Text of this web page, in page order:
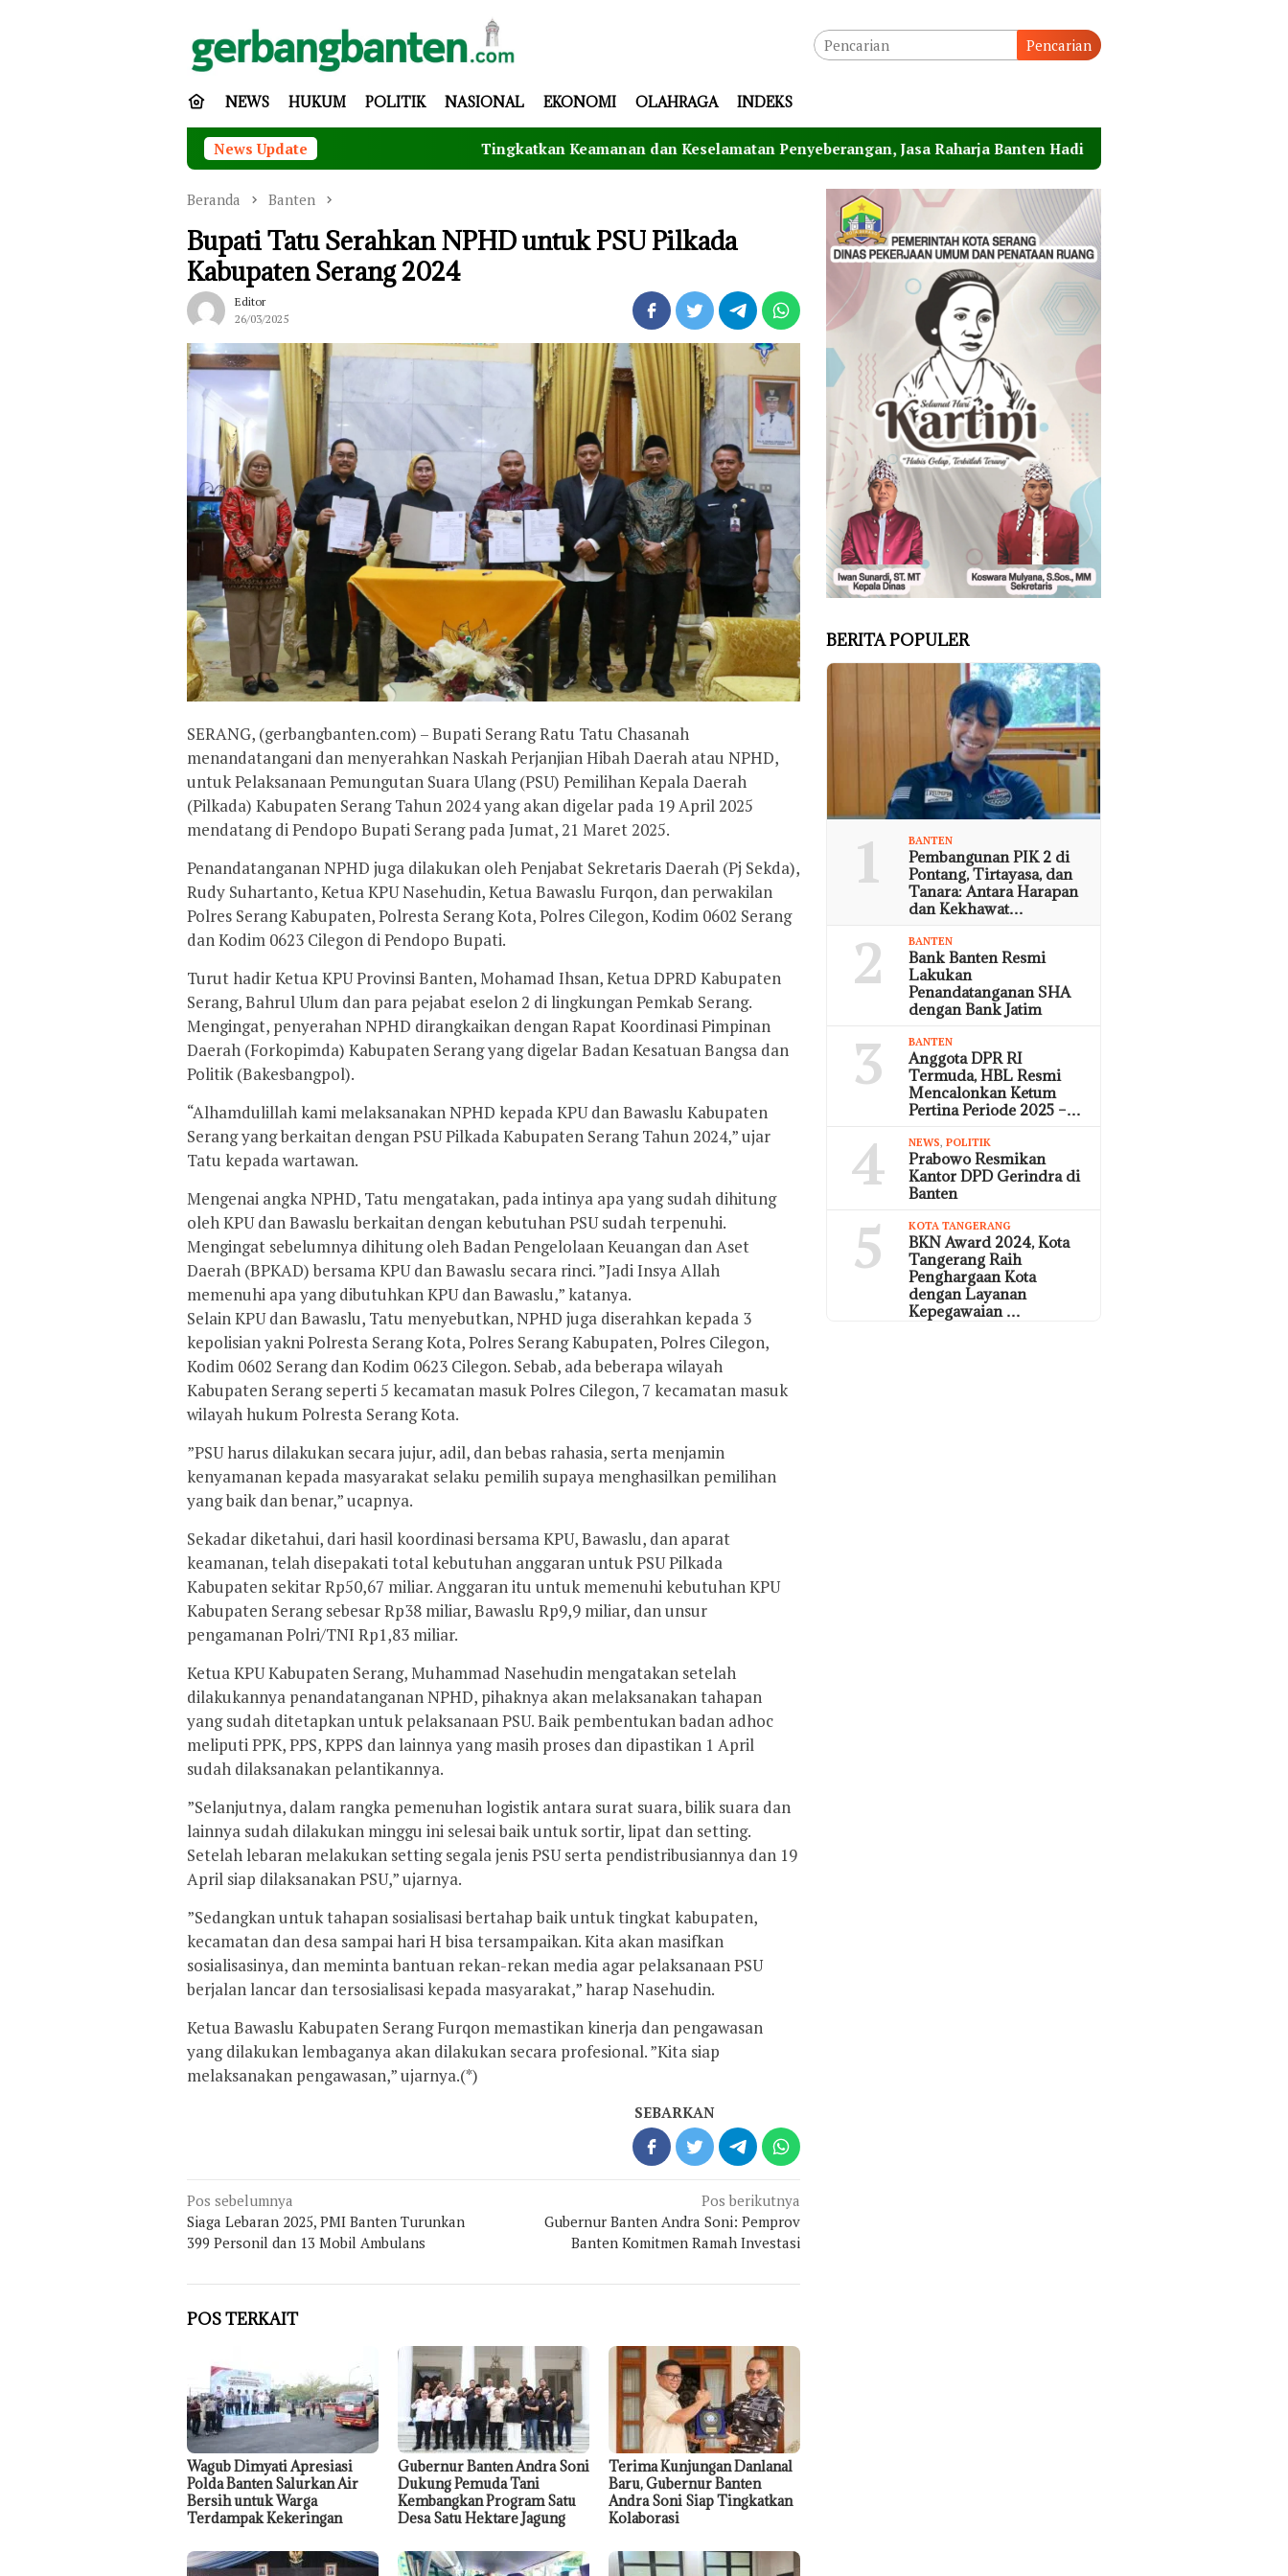
Pencarian
NEWS HUKUM POLITIK NASIONAL EKONOMI OLAHRAGA INDEKS
News Update Tingkatkan Keamanan dan Keselamatan Penyeberangan, Jasa Raharja Banten Hadiri Peresmian Sterilisasi Pelabuhan Merak
Beranda Banten
Bupati Tatu Serahkan NPHD untuk PSU Pilkada
Kabupaten Serang 2024
Editor
26/03/2025
SERANG, (gerbangbanten.com) – Bupati Serang Ratu Tatu Chasanah
menandatangani dan menyerahkan Naskah Perjanjian Hibah Daerah atau NPHD,
untuk Pelaksanaan Pemungutan Suara Ulang (PSU) Pemilihan Kepala Daerah
(Pilkada) Kabupaten Serang Tahun 2024 yang akan digelar pada 19 April 2025
mendatang di Pendopo Bupati Serang pada Jumat, 21 Maret 2025.
Penandatanganan NPHD juga dilakukan oleh Penjabat Sekretaris Daerah (Pj Sekda),
Rudy Suhartanto, Ketua KPU Nasehudin, Ketua Bawaslu Furqon, dan perwakilan
Polres Serang Kabupaten, Polresta Serang Kota, Polres Cilegon, Kodim 0602 Serang
dan Kodim 0623 Cilegon di Pendopo Bupati.
Turut hadir Ketua KPU Provinsi Banten, Mohamad Ihsan, Ketua DPRD Kabupaten
Serang, Bahrul Ulum dan para pejabat eselon 2 di lingkungan Pemkab Serang.
Mengingat, penyerahan NPHD dirangkaikan dengan Rapat Koordinasi Pimpinan
Daerah (Forkopimda) Kabupaten Serang yang digelar Badan Kesatuan Bangsa dan
Politik (Bakesbangpol).
“Alhamdulillah kami melaksanakan NPHD kepada KPU dan Bawaslu Kabupaten
Serang yang berkaitan dengan PSU Pilkada Kabupaten Serang Tahun 2024,” ujar
Tatu kepada wartawan.
Mengenai angka NPHD, Tatu mengatakan, pada intinya apa yang sudah dihitung
oleh KPU dan Bawaslu berkaitan dengan kebutuhan PSU sudah terpenuhi.
Mengingat sebelumnya dihitung oleh Badan Pengelolaan Keuangan dan Aset
Daerah (BPKAD) bersama KPU dan Bawaslu secara rinci. ”Jadi Insya Allah
memenuhi apa yang dibutuhkan KPU dan Bawaslu,” katanya.
Selain KPU dan Bawaslu, Tatu menyebutkan, NPHD juga diserahkan kepada 3
kepolisian yakni Polresta Serang Kota, Polres Serang Kabupaten, Polres Cilegon,
Kodim 0602 Serang dan Kodim 0623 Cilegon. Sebab, ada beberapa wilayah
Kabupaten Serang seperti 5 kecamatan masuk Polres Cilegon, 7 kecamatan masuk
wilayah hukum Polresta Serang Kota.
”PSU harus dilakukan secara jujur, adil, dan bebas rahasia, serta menjamin
kenyamanan kepada masyarakat selaku pemilih supaya menghasilkan pemilihan
yang baik dan benar,” ucapnya.
Sekadar diketahui, dari hasil koordinasi bersama KPU, Bawaslu, dan aparat
keamanan, telah disepakati total kebutuhan anggaran untuk PSU Pilkada
Kabupaten sekitar Rp50,67 miliar. Anggaran itu untuk memenuhi kebutuhan KPU
Kabupaten Serang sebesar Rp38 miliar, Bawaslu Rp9,9 miliar, dan unsur
pengamanan Polri/TNI Rp1,83 miliar.
Ketua KPU Kabupaten Serang, Muhammad Nasehudin mengatakan setelah
dilakukannya penandatanganan NPHD, pihaknya akan melaksanakan tahapan
yang sudah ditetapkan untuk pelaksanaan PSU. Baik pembentukan badan adhoc
meliputi PPK, PPS, KPPS dan lainnya yang masih proses dan dipastikan 1 April
sudah dilaksanakan pelantikannya.
”Selanjutnya, dalam rangka pemenuhan logistik antara surat suara, bilik suara dan
lainnya sudah dilakukan minggu ini selesai baik untuk sortir, lipat dan setting.
Setelah lebaran melakukan setting segala jenis PSU serta pendistribusiannya dan 19
April siap dilaksanakan PSU,” ujarnya.
”Sedangkan untuk tahapan sosialisasi bertahap baik untuk tingkat kabupaten,
kecamatan dan desa sampai hari H bisa tersampaikan. Kita akan masifkan
sosialisasinya, dan meminta bantuan rekan-rekan media agar pelaksanaan PSU
berjalan lancar dan tersosialisasi kepada masyarakat,” harap Nasehudin.
Ketua Bawaslu Kabupaten Serang Furqon memastikan kinerja dan pengawasan
yang dilakukan lembaganya akan dilakukan secara profesional. ”Kita siap
melaksanakan pengawasan,” ujarnya.(*)
SEBARKAN
Navigasi
pos
Pos sebelumnya
Siaga Lebaran 2025, PMI Banten Turunkan
399 Personil dan 13 Mobil Ambulans
Pos berikutnya
Gubernur Banten Andra Soni: Pemprov
Banten Komitmen Ramah Investasi
POS TERKAIT
Wagub Dimyati Apresiasi
Polda Banten Salurkan Air
Bersih untuk Warga
Terdampak Kekeringan
Gubernur Banten Andra Soni
Dukung Pemuda Tani
Kembangkan Program Satu
Desa Satu Hektare Jagung
Terima Kunjungan Danlanal
Baru, Gubernur Banten
Andra Soni Siap Tingkatkan
Kolaborasi
BERITA POPULER
1 BANTEN
Pembangunan PIK 2 di
Pontang, Tirtayasa, dan
Tanara: Antara Harapan
dan Kekhawat…
2 BANTEN
Bank Banten Resmi
Lakukan
Penandatanganan SHA
dengan Bank Jatim
3 BANTEN
Anggota DPR RI
Termuda, HBL Resmi
Mencalonkan Ketum
Pertina Periode 2025 –…
4 NEWS,POLITIK
Prabowo Resmikan
Kantor DPD Gerindra di
Banten
5 KOTA TANGERANG
BKN Award 2024, Kota
Tangerang Raih
Penghargaan Kota
dengan Layanan
Kepegawaian …